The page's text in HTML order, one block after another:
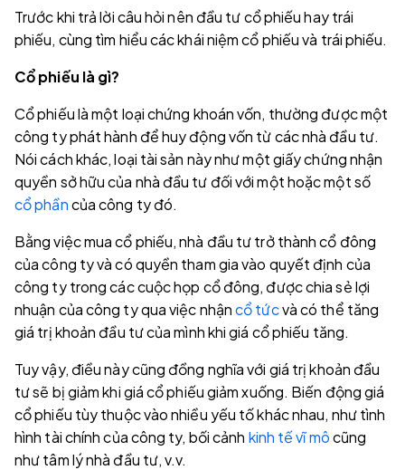
Trước khi trả lời câu hỏi nên đầu tư cổ phiếu hay trái
phiếu, cùng tìm hiểu các khái niệm cổ phiếu và trái phiếu.
Cổ phiếu là gì?
Cổ phiếu là một loại chứng khoán vốn, thường được một
công ty phát hành để huy động vốn từ các nhà đầu tư.
Nói cách khác, loại tài sản này như một giấy chứng nhận
quyền sở hữu của nhà đầu tư đối với một hoặc một số
cổ phầncủa công ty đó.
Bằng việc mua cổ phiếu, nhà đầu tư trở thành cổ đông
của công ty và có quyền tham gia vào quyết định của
công ty trong các cuộc họp cổ đông, được chia sẻ lợi
nhuận của công ty qua việc nhậncổ tứcvà có thể tăng
giá trị khoản đầu tư của mình khi giá cổ phiếu tăng.
Tuy vậy, điều này cũng đồng nghĩa với giá trị khoản đầu
tư sẽ bị giảm khi giá cổ phiếu giảm xuống. Biến động giá
cổ phiếu tùy thuộc vào nhiều yếu tố khác nhau, như tình
hình tài chính của công ty, bối cảnh kinh tế vĩ môcũng
như tâm lý nhà đầu tư, v.v.